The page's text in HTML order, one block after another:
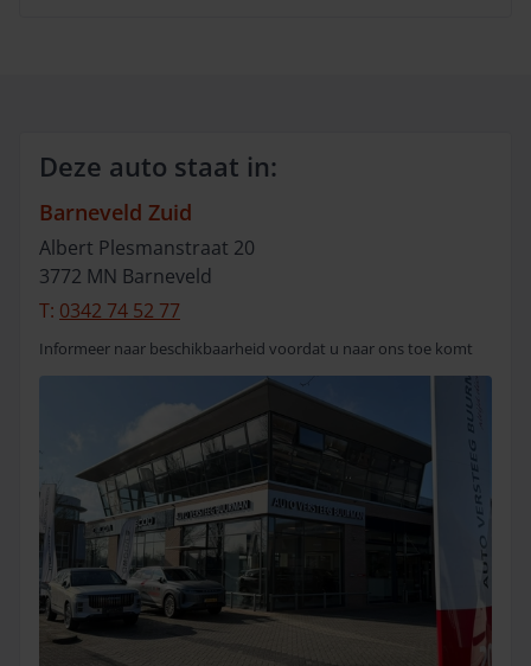
Deze auto staat in:
Barneveld Zuid
Albert Plesmanstraat 20
3772 MN Barneveld
T: 0342 74 52 77
Informeer naar beschikbaarheid voordat u naar ons toe komt